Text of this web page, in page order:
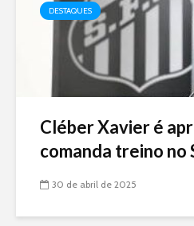
DESTAQUES
Cléber Xavier é
comanda treino no
30 de abril de 2025